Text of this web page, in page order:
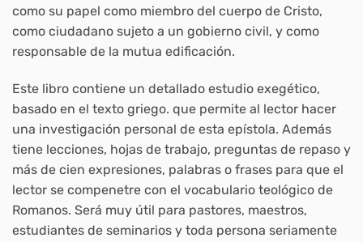
como su papel como miembro del cuerpo de Cristo,
como ciudadano sujeto a un gobierno civil, y como
responsable de la mutua edificación.
Este libro contiene un detallado estudio exegético,
basado en el texto griego. que permite al lector hacer
una investigación personal de esta epístola. Además
tiene lecciones, hojas de trabajo, preguntas de repaso y
más de cien expresiones, palabras o frases para que el
lector se compenetre con el vocabulario teológico de
Romanos. Será muy útil para pastores, maestros,
estudiantes de seminarios y toda persona seriamente